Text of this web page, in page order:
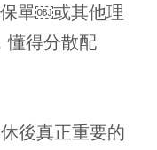
單￼或其他理
懂得分散配
後真正重要的